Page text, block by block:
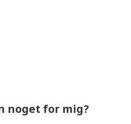
noget for mig?